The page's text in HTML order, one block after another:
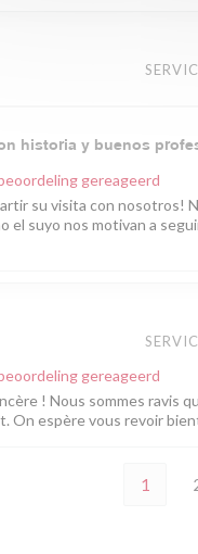
historia y buenos
gereageerd
su visita con
suyo nos motivan a
gereageerd
! Nous sommes ravis
espère vous revoir
1